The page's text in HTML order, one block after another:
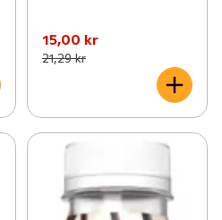
15,00 kr
21,29 kr